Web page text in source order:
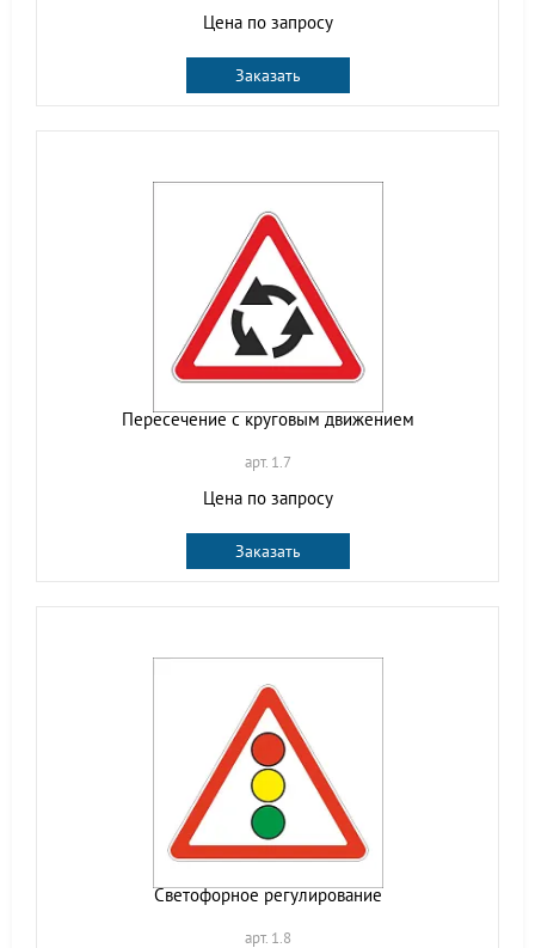
Цена по запросу
Заказать
Пересечение с круговым движением
арт. 1.7
Цена по запросу
Заказать
Светофорное регулирование
арт. 1.8